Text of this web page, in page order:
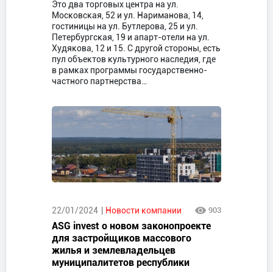
Это два торговых центра на ул.
Московская, 52 и ул. Нариманова, 14,
гостиницы на ул. Бутлерова, 25 и ул.
Петербургская, 19 и апарт-отели на ул.
Худякова, 12 и 15. С другой стороны, есть
пул объектов культурного наследия, где
в рамках программы государственно-
частного партнерства…
22/01/2024 Новости компании 903
ASG invest о новом законопроекте
для застройщиков массового
жилья и землевладельцев
муниципалитетов республики